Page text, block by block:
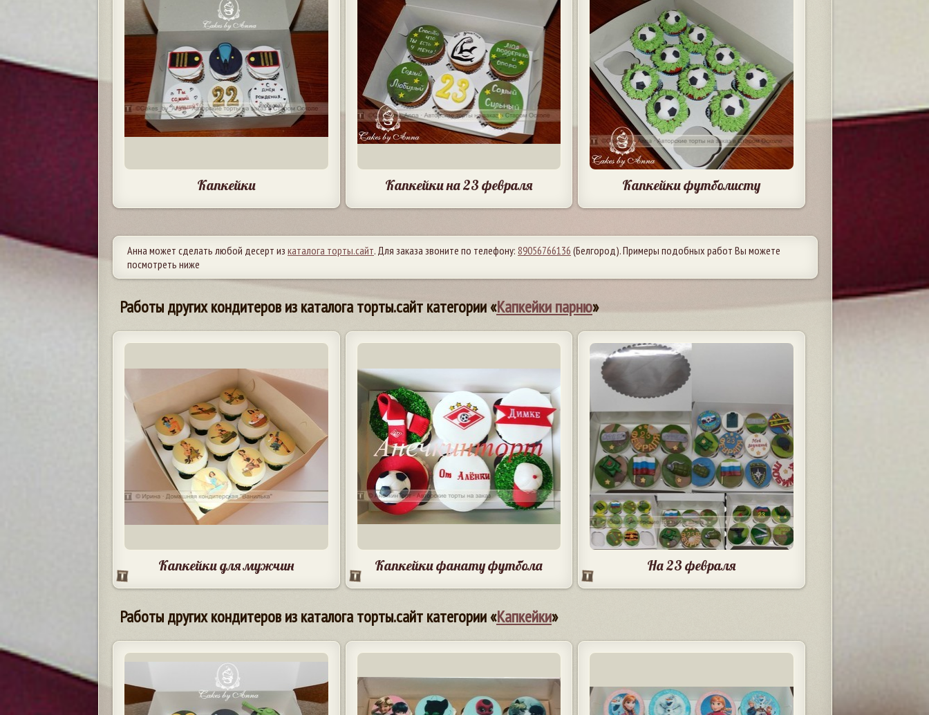
Капкейки Капкейки на 23 февраля Капкейки футболисту
Анна может сделать любой десерт из каталога торты.сайт. Для заказа звоните по телефону: 89056766136 (Белгород). Примеры подобных работ Вы можете
посмотреть ниже
Работы других кондитеров из каталога торты.сайт категории «Капкейки парню»
Капкейки для мужчин Капкейки фанату футбола На 23 февраля
Работы других кондитеров из каталога торты.сайт категории «Капкейки»